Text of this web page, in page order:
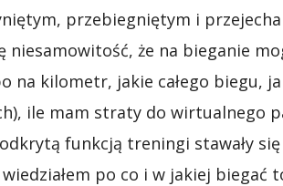
przebiegniętym i
niesamowitość, że na bieganie
na kilometr, jakie całego biegu,
ile mam straty do wirtualnego
funkcją treningi stawały
po co i w jakiej biegać